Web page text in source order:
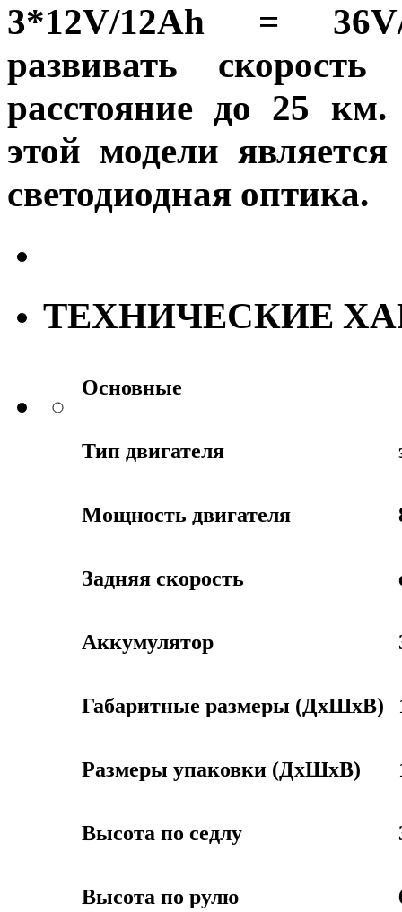
3*12V/12Ah =
развивать
расстояние до 25 км.
этой модели
светодиодная оптика.
ТЕХНИЧЕСКИЕ
Основные
Тип двигателя
Мощность двигателя
Задняя скорость
Аккумулятор
Габаритные размеры (ДхШхВ)
Размеры упаковки (ДхШхВ)
Высота по седлу
Высота по рулю